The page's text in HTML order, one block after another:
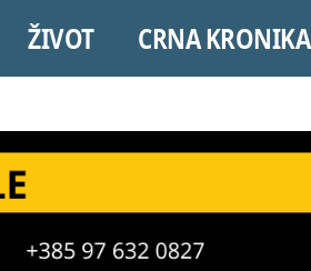
ŽIVOT CRNA KRONIKA